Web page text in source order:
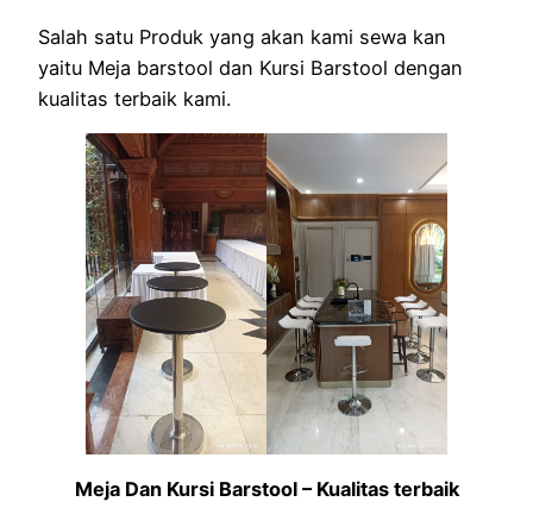
Salah satu Produk yang akan kami sewa kan
yaitu Meja barstool dan Kursi Barstool dengan
kualitas terbaik kami.
Meja Dan Kursi Barstool – Kualitas terbaik